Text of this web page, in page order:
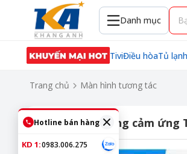
Danh mục
TiviĐiều hòaTủ lạnh
Trang chủ Màn hình tương tác
Màn hình di động cảm ứng
Hotline bán hàng
KD 1:0983.006.275